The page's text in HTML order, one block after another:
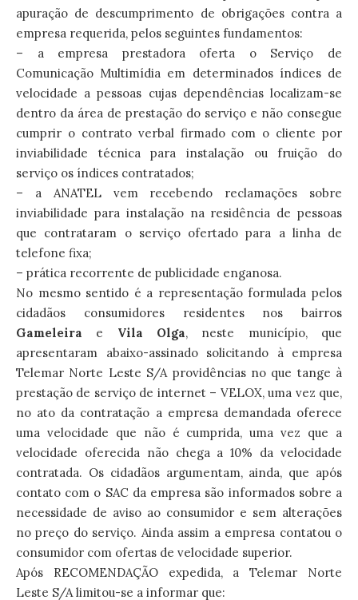
apuração de descumprimento de obrigações contra a
empresa requerida, pelos seguintes fundamentos:
– a empresa prestadora oferta o Serviço de
Comunicação Multimídia em determinados índices de
velocidade a pessoas cujas dependências localizam-se
dentro da área de prestação do serviço e não consegue
cumprir o contrato verbal firmado com o cliente por
inviabilidade técnica para instalação ou fruição do
serviço os índices contratados;
– a ANATEL vem recebendo reclamações sobre
inviabilidade para instalação na residência de pessoas
que contrataram o serviço ofertado para a linha de
telefone fixa;
– prática recorrente de publicidade enganosa.
No mesmo sentido é a representação formulada pelos
cidadãos consumidores residentes nos bairros
Gameleira e Vila Olga, neste município, que
apresentaram abaixo-assinado solicitando à empresa
Telemar Norte Leste S/A providências no que tange à
prestação de serviço de internet – VELOX, uma vez que,
no ato da contratação a empresa demandada oferece
uma velocidade que não é cumprida, uma vez que a
velocidade oferecida não chega a 10% da velocidade
contratada. Os cidadãos argumentam, ainda, que após
contato com o SAC da empresa são informados sobre a
necessidade de aviso ao consumidor e sem alterações
no preço do serviço. Ainda assim a empresa contatou o
consumidor com ofertas de velocidade superior.
Após RECOMENDAÇÃO expedida, a Telemar Norte
Leste S/A limitou-se a informar que: